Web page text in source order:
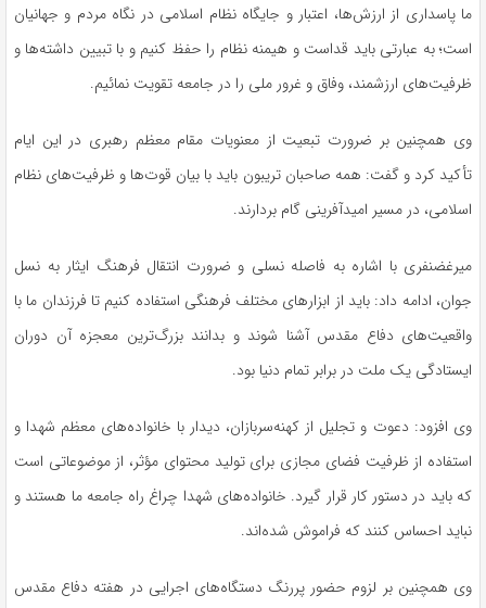
ما پاسداری از ارزش‌ها، اعتبار و جایگاه نظام اسلامی در نگاه مردم و جهانیان
است؛ به عبارتی باید قداست و هیمنه نظام را حفظ کنیم و با تبیین داشته‌ها و
ظرفیت‌های ارزشمند، وفاق و غرور ملی را در جامعه تقویت نمائیم.
وی همچنین بر ضرورت تبعیت از معنویات مقام معظم رهبری در این ایام
تأکید کرد و گفت: همه صاحبان تریبون باید با بیان قوت‌ها و ظرفیت‌های نظام
اسلامی، در مسیر امیدآفرینی گام بردارند.
میرغضنفری با اشاره به فاصله نسلی و ضرورت انتقال فرهنگ ایثار به نسل
جوان، ادامه داد: باید از ابزارهای مختلف فرهنگی استفاده کنیم تا فرزندان ما با
واقعیت‌های دفاع مقدس آشنا شوند و بدانند بزرگ‌ترین معجزه آن دوران
ایستادگی یک ملت در برابر تمام دنیا بود.
وی افزود: دعوت و تجلیل از کهنه‌سربازان، دیدار با خانواده‌های معظم شهدا و
استفاده از ظرفیت فضای مجازی برای تولید محتوای مؤثر، از موضوعاتی است
که باید در دستور کار قرار گیرد. خانواده‌های شهدا چراغ راه جامعه ما هستند و
نباید احساس کنند که فراموش شده‌اند.
وی همچنین بر لزوم حضور پررنگ دستگاه‌های اجرایی در هفته دفاع مقدس